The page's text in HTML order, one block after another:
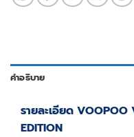
คำอธิบาย
รายละเอียด VOOPOO
EDITION